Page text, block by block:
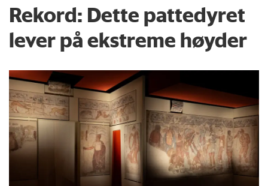
Rekord: Dette pattedyret
lever på ekstreme høyder